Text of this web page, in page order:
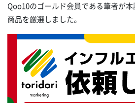
Qoo10のゴールド会員である筆者が
商品を厳選しました。